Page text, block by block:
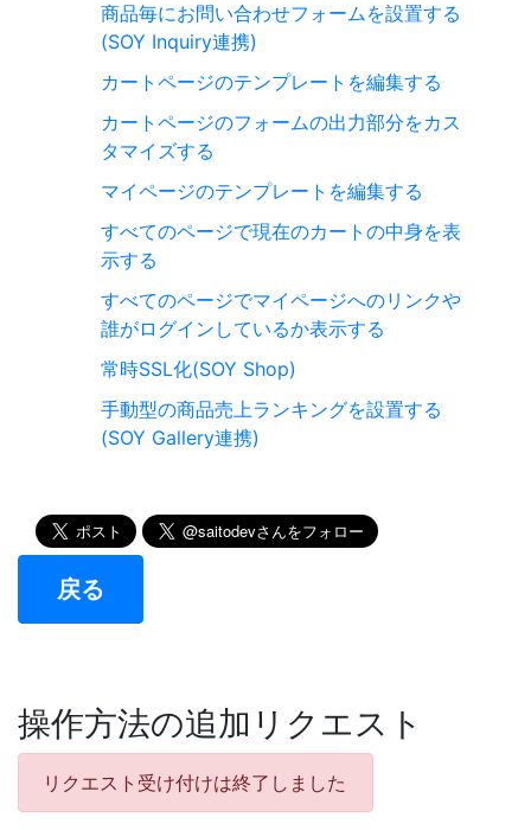
商品毎にお問い合わせフォームを設置する
(SOY Inquiry連携)
カートページのテンプレートを編集する
カートページのフォームの出力部分をカス
タマイズする
マイページのテンプレートを編集する
すべてのページで現在のカートの中身を表
示する
すべてのページでマイページへのリンクや
誰がログインしているか表示する
常時SSL化(SOY Shop)
手動型の商品売上ランキングを設置する
(SOY Gallery連携)
戻る
操作方法の追加リクエスト
リクエスト受け付けは終了しました